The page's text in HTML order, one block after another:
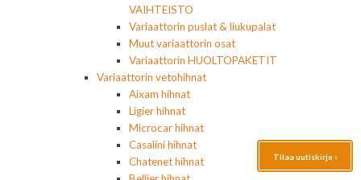
VAIHTEISTO
Variaattorin puslat & liukupalat
Muut variaattorin osat
Variaattorin HUOLTOPAKETIT
Variaattorin vetohihnat
Aixam hihnat
Ligier hihnat
Microcar hihnat
Casalini hihnat
Chatenet hihnat
Tilaa uutiskirje ›